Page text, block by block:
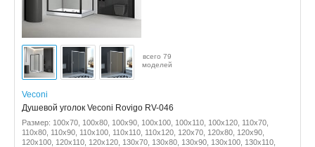
всего 79
моделей
Veconi
Душевой уголок Veconi Rovigo RV-046
Размер: 100x70, 100x80, 100x90, 100x100, 100x110, 100x120, 110x70,
110x80, 110x90, 110x100, 110x110, 110x120, 120x70, 120x80, 120x90,
120x100, 120x110, 120x120, 130x70, 130x80, 130x90, 130x100, 130x110,